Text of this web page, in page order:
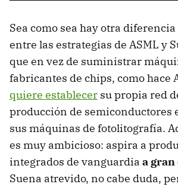
Sea como sea hay otra
entre las estrategias de ASML y
que en vez de suministrar
fabricantes de chips, como hace
quiere establecer su propia red
producción de semiconductores
sus máquinas de fotolitografía.
es muy ambicioso: aspira a
integrados de vanguardia a gran
Suena atrevido, no cabe duda,